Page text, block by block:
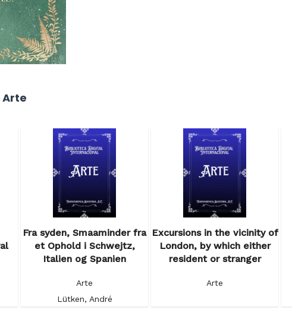
Arte
Fra syden, Smaaminder fra
et Ophold i Schwejtz,
Italien og Spanien
Arte
Lütken, André
Excursions in the vicinity of
London, by which either
resident or stranger
Arte